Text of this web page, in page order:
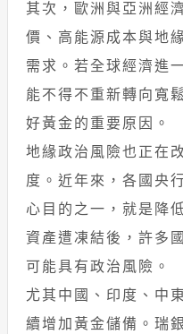
其次，歐洲與亞洲經
價、高能源成本與地
需求。若全球經濟進
能不得不重新轉向寬
好黃金的重要原因。
地緣政治風險也正在
度。近年來，各國央
心目的之一，就是降
資產遭凍結後，許多
可能具有政治風險。
尤其中國、印度、中
續增加黃金儲備。瑞